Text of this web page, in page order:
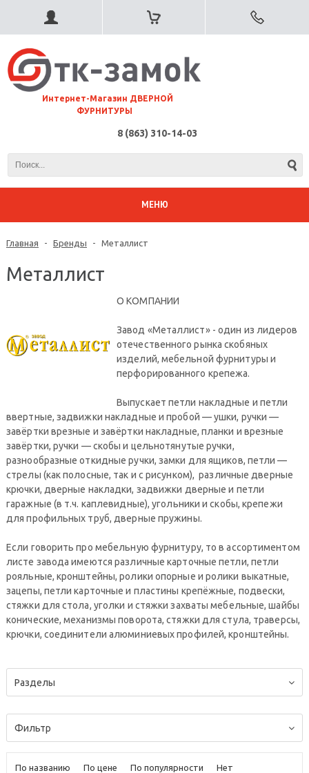
⠀Интернет-Магазин ДВЕРНОЙ
ФУРНИТУРЫ
8 (863) 310-14-03
МЕНЮ
Главная - Бренды - Металлист
Металлист
О КОМПАНИИ
Завод «Металлист» - один из лидеров
отечественного рынка скобяных
изделий, мебельной фурнитуры и
перфорированного крепежа.
Выпускает петли накладные и петли
ввертные, задвижки накладные и пробой — ушки, ручки —
завёртки врезные и завёртки накладные, планки и врезные
завёртки, ручки — скобы и цельнотянутые ручки,
разнообразные откидные ручки, замки для ящиков, петли —
стрелы (как полосные, так и с рисунком), различные дверные
крючки, дверные накладки, задвижки дверные и петли
гаражные (в т.ч. каплевидные), угольники и скобы, крепежи
для профильных труб, дверные пружины.
Если говорить про мебельную фурнитуру, то в ассортиментом
листе завода имеются различные карточные петли, петли
рояльные, кронштейны, ролики опорные и ролики выкатные,
зацепы, петли карточные и пластины крепёжные, подвески,
стяжки для стола, уголки и стяжки захваты мебельные, шайбы
конические, механизмы поворота, стяжки для стула, траверсы,
крючки, соединители алюминиевых профилей, кронштейны.
Разделы
Фильтр
По названию По цене По популярности Нет